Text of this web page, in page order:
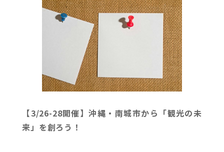
【3/26-28開催】沖縄・南城市から「観光の未
来」を創ろう！